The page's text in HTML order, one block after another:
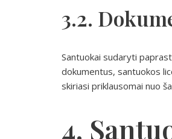
3.2.
Santuokai sudaryti
dokumentus, santuokos
skiriasi priklausomai nuo
4.